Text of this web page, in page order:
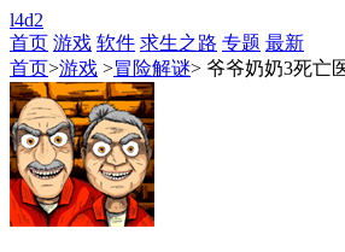
l4d2
首页 游戏 软件 求生之路 专题 最新
首页>游戏 >冒险解谜> 爷爷奶奶3死亡